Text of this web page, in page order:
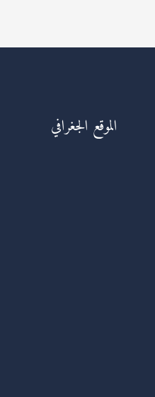
الموقع الجغرافي